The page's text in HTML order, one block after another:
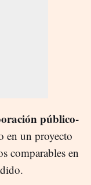
público-
en un proyecto
comparables en